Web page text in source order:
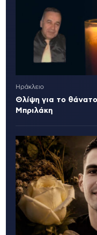
Ηράκλειο
Θλίψη για το
Μπριλάκη